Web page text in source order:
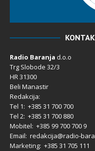
Radio Baranja d.o.o
Trg Slobode 32/3
HR 31300
Beli Manastir
Redakcija:
Tel 1: +385 31 700 700
Tel 2: +385 31 700 880
Mobitel: +385 99 700 700 9
Email: redakcija@radio-
Marketing: +385 31 705 111